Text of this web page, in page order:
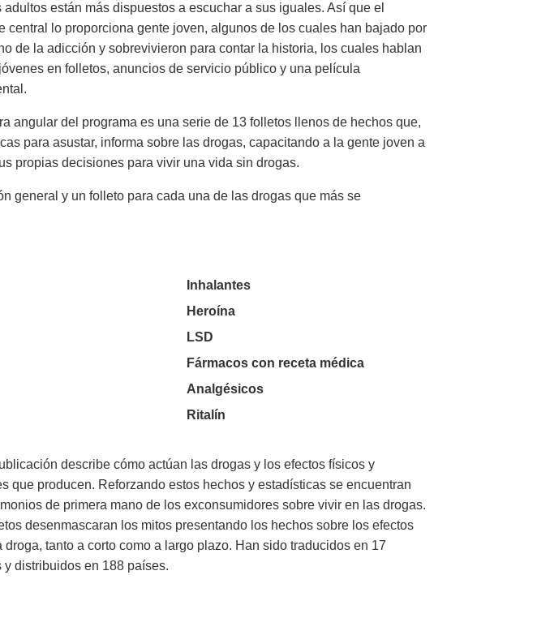
adultos están más dispuestos a escuchar a sus iguales. Así que el
central lo proporciona gente joven, algunos de los cuales han bajado por
de la adicción y sobrevivieron para contar la historia, los cuales hablan
en folletos, anuncios de servicio público y una película
angular del programa es una serie de 13 folletos llenos de hechos que,
para asustar, informa sobre las drogas, capacitando a la gente joven a
propias decisiones para vivir una vida sin drogas.
general y un folleto para cada una de las drogas que más se
Inhalantes
Heroína
LSD
Fármacos con receta médica
Analgésicos
Ritalín
describe cómo actúan las drogas y los efectos físicos y
que producen. Reforzando estos hechos y estadísticas se encuentran
de primera mano de los exconsumidores sobre vivir en las drogas.
desenmascaran los mitos presentando los hechos sobre los efectos
droga, tanto a corto como a largo plazo. Han sido traducidos en 17
y distribuidos en 188 países.